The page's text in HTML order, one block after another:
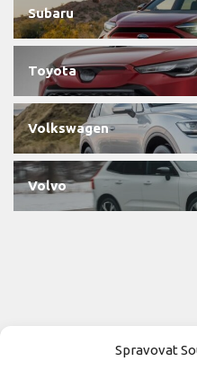
Spravovat
Subaru
Toyota
Volkswagen
Volvo